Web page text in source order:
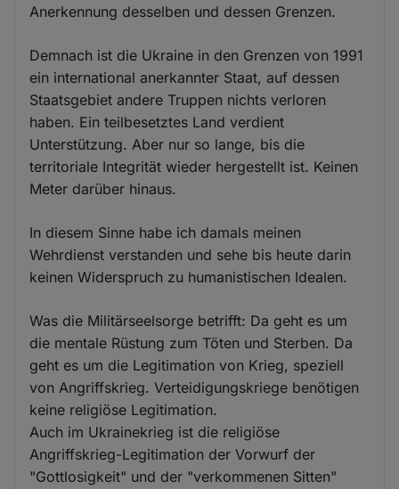
Anerkennung desselben und dessen Grenzen.
Demnach ist die Ukraine in den Grenzen von 1991
ein international anerkannter Staat, auf dessen
Staatsgebiet andere Truppen nichts verloren
haben. Ein teilbesetztes Land verdient
Unterstützung. Aber nur so lange, bis die
territoriale Integrität wieder hergestellt ist. Keinen
Meter darüber hinaus.
In diesem Sinne habe ich damals meinen
Wehrdienst verstanden und sehe bis heute darin
keinen Widerspruch zu humanistischen Idealen.
Was die Militärseelsorge betrifft: Da geht es um
die mentale Rüstung zum Töten und Sterben. Da
geht es um die Legitimation von Krieg, speziell
von Angriffskrieg. Verteidigungskriege benötigen
keine religiöse Legitimation.
Auch im Ukrainekrieg ist die religiöse
Angriffskrieg-Legitimation der Vorwurf der
"Gottlosigkeit" und der "verkommenen Sitten"